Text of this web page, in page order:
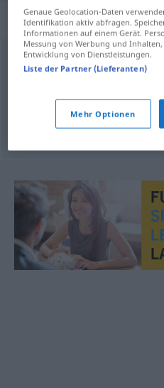
Synonyme für
öffnen
(wieder) einholen,
Genaue Geolocation-Daten
Identifikation aktiv abfragen.
Informationen auf einem Gerät.
Messung von Werbung und
Entwicklung von Dienstleistungen.
Liste der Partner (Lieferanten)
Mehr Optionen